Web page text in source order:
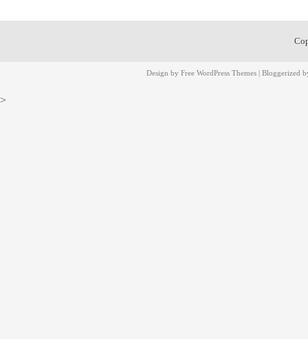
Design by Free WordPress Themes | Bloggerized
>